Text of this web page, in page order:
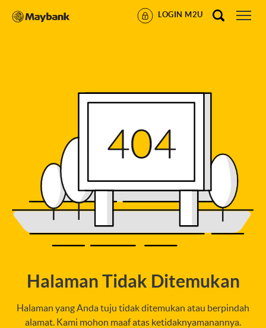
LOGIN M2U
Halaman Tidak Ditemukan
Halaman yang Anda tuju tidak ditemukan atau berpindah
alamat. Kami mohon maaf atas ketidaknyamanannya.